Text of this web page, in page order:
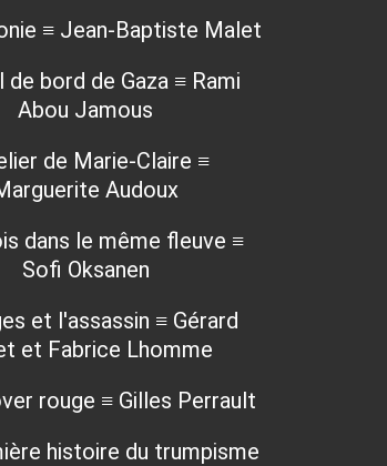
≡ Jean-Baptiste Malet
de bord de Gaza ≡ Rami
Abou Jamous
de Marie-Claire ≡
Audoux
dans le même fleuve ≡
Sofi Oksanen
et l'assassin ≡ Gérard
et Fabrice Lhomme
rouge ≡ Gilles Perrault
histoire du trumpisme